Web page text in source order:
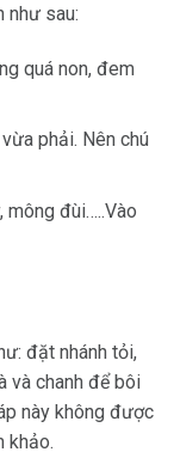
như sau:
quá non, đem
phải. Nên chú
mông đùi…..Vào
đặt nhánh tỏi,
và chanh để bôi
này không được
khảo.